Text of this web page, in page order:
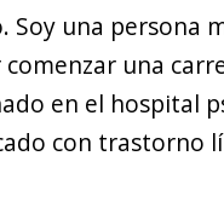
Soy una persona
una
en el hospital
con trastorno